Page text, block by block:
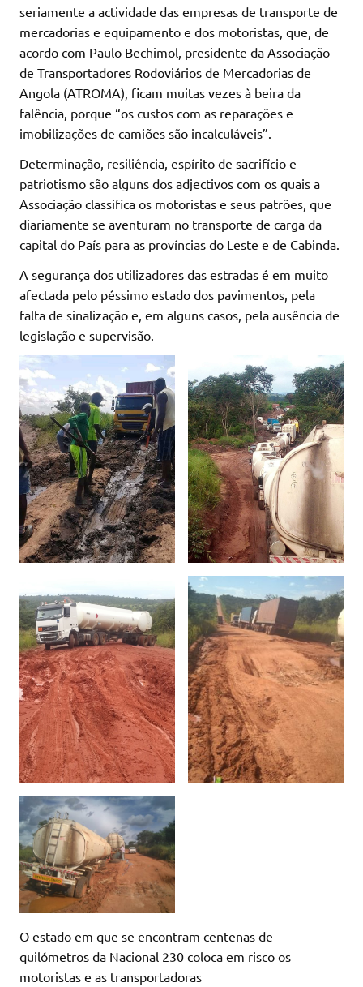
seriamente a actividade das empresas de transporte de
mercadorias e equipamento e dos motoristas, que, de
acordo com Paulo Bechimol, presidente da Associação
de Transportadores Rodoviários de Mercadorias de
Angola (ATROMA), ficam muitas vezes à beira da
falência, porque “os custos com as reparações e
imobilizações de camiões são incalculáveis”.
Determinação, resiliência, espírito de sacrifício e
patriotismo são alguns dos adjectivos com os quais a
Associação classifica os motoristas e seus patrões, que
diariamente se aventuram no transporte de carga da
capital do País para as províncias do Leste e de Cabinda.
A segurança dos utilizadores das estradas é em muito
afectada pelo péssimo estado dos pavimentos, pela
falta de sinalização e, em alguns casos, pela ausência de
legislação e supervisão.
O estado em que se encontram centenas de
quilómetros da Nacional 230 coloca em risco os
motoristas e as transportadoras